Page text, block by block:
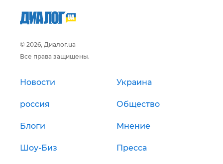
© 2026, Диалог.ua
Все права защищены.
Новости Украина
россия Общество
Блоги Мнение
Шоу-Биз Пресса